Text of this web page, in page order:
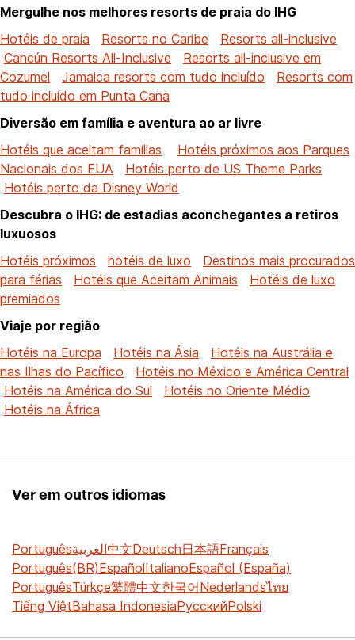
Mergulhe nos melhores resorts de praia do IHG
Hotéis de praia
Resorts no Caribe
Resorts all-inclusive
Cancún Resorts All-Inclusive
Resorts all-inclusive em
Cozumel
Jamaica resorts com tudo incluído
Resorts com
tudo incluído em Punta Cana
Diversão em família e aventura ao ar livre
Hotéis que aceitam famílias
Hotéis próximos aos Parques
Nacionais dos EUA
Hotéis perto de US Theme Parks
Hotéis perto da Disney World
Descubra o IHG: de estadias aconchegantes a retiros
luxuosos
Hotéis próximos
hotéis de luxo
Destinos mais procurados
para férias
Hotéis que Aceitam Animais
Hotéis de luxo
premiados
Viaje por região
Hotéis na Europa
Hotéis na Ásia
Hotéis na Austrália e
nas Ilhas do Pacífico
Hotéis no México e América Central
Hotéis na América do Sul
Hotéis no Oriente Médio
Hotéis na África
Ver em outros idiomas
Portuguêsالعربية中文Deutsch日本語Français
Português(BR)EspañolItalianoEspañol (España)
PortuguêsTürkçe繁體中文한국어Nederlandsไทย
Tiếng ViệtBahasa IndonesiaРусскийPolski